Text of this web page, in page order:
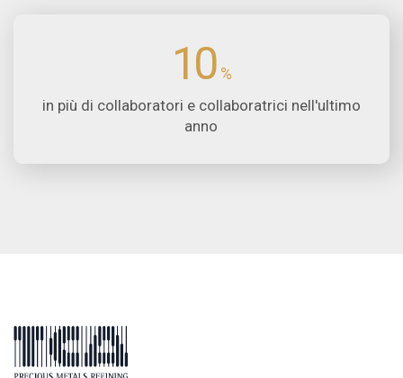
10
in più di collaboratori e collaboratrici nell'ultimo
anno